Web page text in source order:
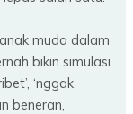
muda dalam
bikin simulasi
‘nggak
beneran,